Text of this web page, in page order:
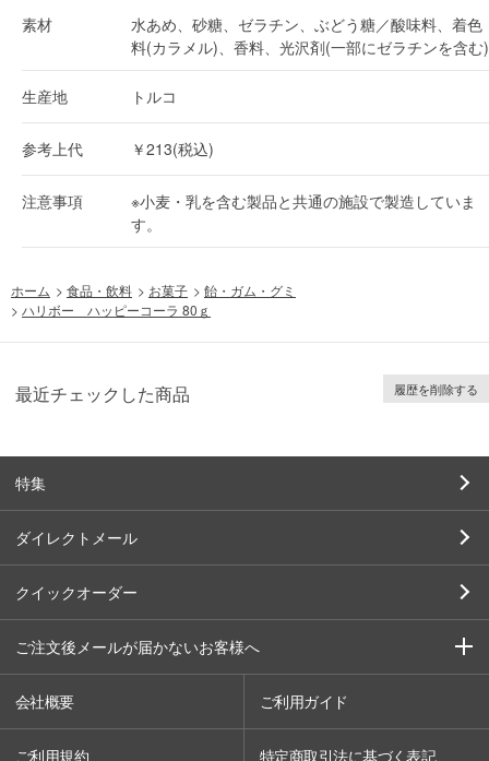
素材
水あめ、砂糖、ゼラチン、ぶどう糖／酸味料、着色
料(カラメル)、香料、光沢剤(一部にゼラチンを含む)
生産地 トルコ
参考上代 ￥213(税込)
注意事項
※小麦・乳を含む製品と共通の施設で製造していま
す。
ホーム > 食品・飲料 > お菓子 > 飴・ガム・グミ
> ハリボー ハッピーコーラ 80ｇ
最近チェックした商品 履歴を削除する
特集
ダイレクトメール
クイックオーダー
ご注文後メールが届かないお客様へ
会社概要 ご利用ガイド
ご利用規約 特定商取引法に基づく表記